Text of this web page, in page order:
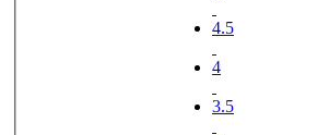
4.5
4
3.5